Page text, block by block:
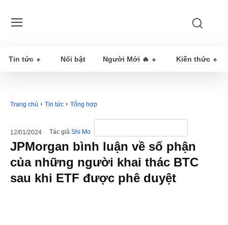
Tin tức Nổi bật Người Mới 🔥 Kiến thức
Trang chủ Tin tức Tổng hợp
12/01/2024 Tác giả Shi Mo
JPMorgan bình luận về số phận
của những người khai thác BTC
sau khi ETF được phê duyệt